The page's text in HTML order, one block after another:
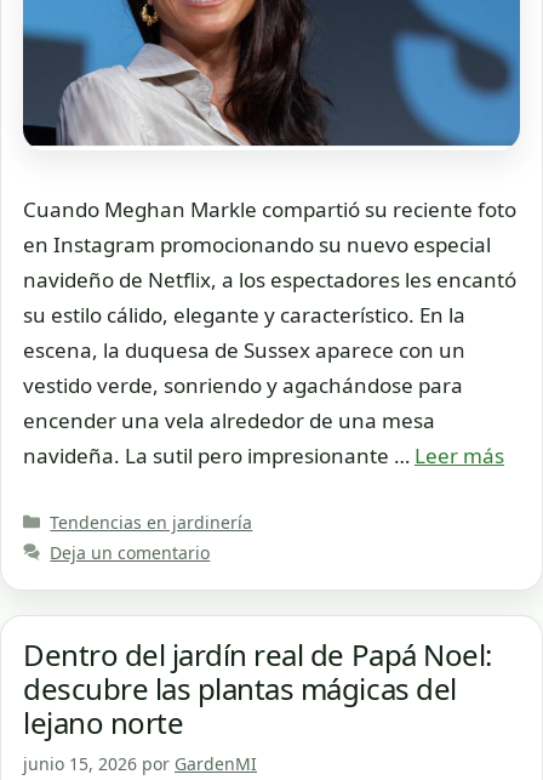
Cuando Meghan Markle compartió su reciente foto
en Instagram promocionando su nuevo especial
navideño de Netflix, a los espectadores les encantó
su estilo cálido, elegante y característico. En la
escena, la duquesa de Sussex aparece con un
vestido verde, sonriendo y agachándose para
encender una vela alrededor de una mesa
navideña. La sutil pero impresionante … Leer más
Categorías
Tendencias en jardinería
Deja un comentario
Dentro del jardín real de Papá Noel:
descubre las plantas mágicas del
lejano norte
junio 15, 2026 por GardenMI